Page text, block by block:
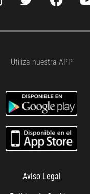
Utiliza nuestra APP
Aviso Legal